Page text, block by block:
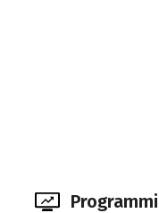
Programmi